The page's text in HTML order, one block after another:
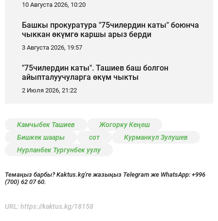
10 Августа 2026, 10:20
Башкы прокуратура "75чилердин каты" боюнча
чыккан өкүмгө каршы арыз берди
3 Августа 2026, 19:57
"75чилердин каты". Ташиев баш болгон
айыпталуучуларга өкүм чыкты
2 Июля 2026, 21:22
Камчыбек Ташиев
Жогорку Кеңеш
Бишкек шаары
сот
Курманкул Зулушев
Нурланбек Тургунбек уулу
Темаңыз барбы? Kaktus.kg'ге жазыңыз Telegram же WhatsApp: +996
(700) 62 07 60.
URL: https://kaktus.kg/18158